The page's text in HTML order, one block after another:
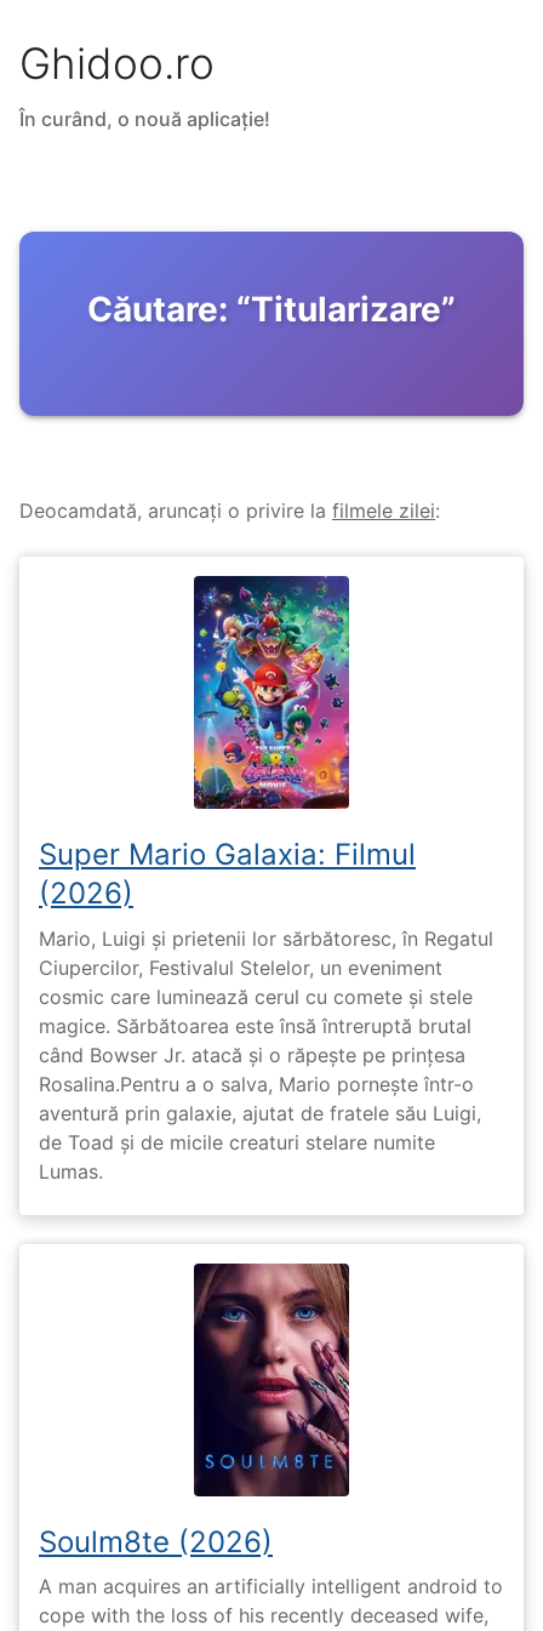
Ghidoo.ro
În curând, o nouă aplicație!
Căutare: “Titularizare”
Deocamdată, aruncați o privire la filmele zilei:
Super Mario Galaxia: Filmul
(2026)
Mario, Luigi și prietenii lor sărbătoresc, în Regatul
Ciupercilor, Festivalul Stelelor, un eveniment
cosmic care luminează cerul cu comete și stele
magice. Sărbătoarea este însă întreruptă brutal
când Bowser Jr. atacă și o răpește pe prinţesa
Rosalina.Pentru a o salva, Mario pornește într-o
aventură prin galaxie, ajutat de fratele său Luigi,
de Toad și de micile creaturi stelare numite
Lumas.
Soulm8te (2026)
A man acquires an artificially intelligent android to
cope with the loss of his recently deceased wife,